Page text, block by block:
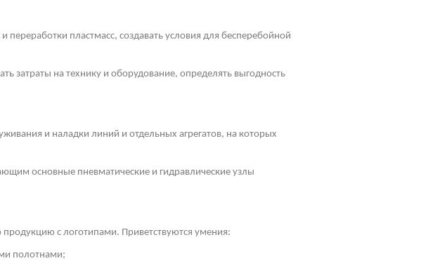
переработки пластмасс, создавать условия для бесперебойной
затраты на технику и оборудование, определять выгодность
и наладки линий и отдельных агрегатов, на которых
основные пневматические и гидравлические узлы
с логотипами. Приветствуются умения:
полотнами;